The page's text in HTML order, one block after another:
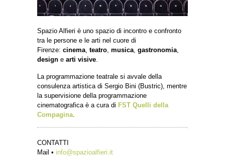
Spazio Alfieri è uno spazio di incontro e confronto
tra le persone e le arti nel cuore di
Firenze: cinema teatro musica gastronomia
design e arti visive
La programmazione teatrale si avvale della
consulenza artistica di Sergio Bini (Bustric), mentre
la supervisione della programmazione
cinematografica è a cura di FST Quelli della
Compagina
CONTATTI
Mail • info@spazioalfieri.it